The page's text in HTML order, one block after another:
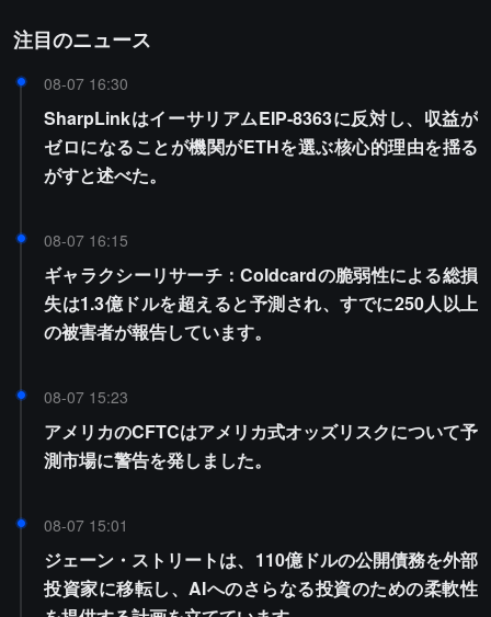
注目のニュース
08-07 16:30
SharpLinkはイーサリアムEIP-8363に反対し、収益が
ゼロになることが機関がETHを選ぶ核心的理由を揺る
がすと述べた。
08-07 16:15
ギャラクシーリサーチ：Coldcardの脆弱性による総損
失は1.3億ドルを超えると予測され、すでに250人以上
の被害者が報告しています。
08-07 15:23
アメリカのCFTCはアメリカ式オッズリスクについて予
測市場に警告を発しました。
08-07 15:01
ジェーン・ストリートは、110億ドルの公開債務を外部
投資家に移転し、AIへのさらなる投資のための柔軟性